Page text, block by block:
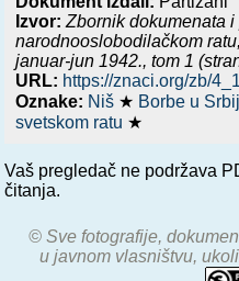
Izvor: Zbornik dokumenata
narodnooslobodilačkom
januar-jun 1942., tom 1
URL: https://znaci.org/zb/
Oznake: Niš ★ Borbe u
svetskom ratu ★
Vaš pregledač ne podržava
čitanja.
© Sve fotografije,
u javnom vlasništvu,